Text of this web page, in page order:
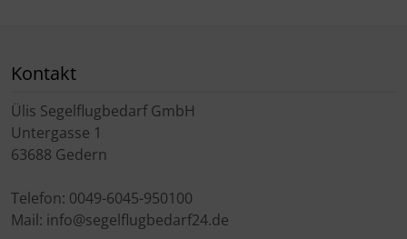
Kontakt
Ülis Segelflugbedarf GmbH
Untergasse 1
63688 Gedern
Telefon: 0049-6045-950100
Mail: info@segelflugbedarf24.de